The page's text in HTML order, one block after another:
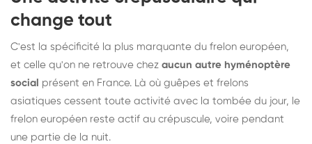
change tout
C'est la spécificité la plus marquante du frelon européen,
et celle qu'on ne retrouve chez aucun autre hyménoptère
social présent en France. Là où guêpes et frelons
asiatiques cessent toute activité avec la tombée du jour, le
frelon européen reste actif au crépuscule, voire pendant
une partie de la nuit.